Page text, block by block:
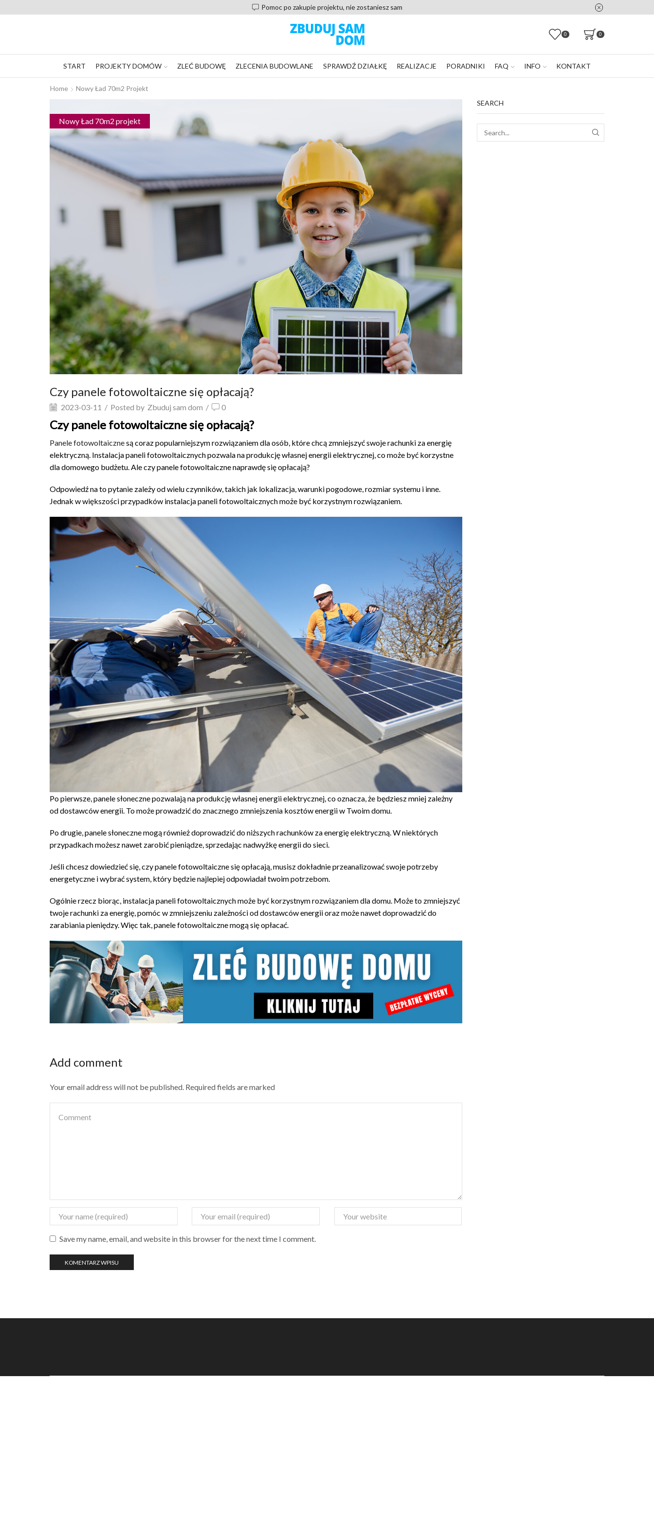
Pomoc po zakupie projektu, nie zostaniesz sam
0 0
START PROJEKTY DOMÓW ZLEĆ BUDOWĘ ZLECENIA BUDOWLANE SPRAWDŹ DZIAŁKĘ REALIZACJE PORADNIKI FAQ INFO KONTAKT
Home Nowy Ład 70m2 Projekt
Nowy Ład 70m2 projekt
Czy panele fotowoltaiczne się opłacają?
2023-03-11 / Posted by Zbuduj sam dom / 0
Czy panele fotowoltaiczne się opłacają?
Panele fotowoltaicznesą coraz popularniejszym rozwiązaniem dla osób, które chcą zmniejszyć swoje rachunki za energię
elektryczną. Instalacja paneli fotowoltaicznych pozwala na produkcję własnej energii elektrycznej, co może być korzystne
dla domowego budżetu. Ale czy panele fotowoltaiczne naprawdę się opłacają?
Odpowiedź na to pytanie zależy od wielu czynników, takich jak lokalizacja, warunki pogodowe, rozmiar systemu i inne.
Jednak w większości przypadków instalacja paneli fotowoltaicznych może być korzystnym rozwiązaniem.
Po pierwsze, panele słoneczne pozwalają na produkcję własnej energii elektrycznej, co oznacza, że ​​będziesz mniej zależny
od dostawców energii. To może prowadzić do znacznego zmniejszenia kosztów energii w Twoim domu.
Po drugie, panele słoneczne mogą również doprowadzić do niższych rachunków za energię elektryczną. W niektórych
przypadkach możesz nawet zarobić pieniądze, sprzedając nadwyżkę energii do sieci.
Jeśli chcesz dowiedzieć się, czy panele fotowoltaiczne się opłacają, musisz dokładnie przeanalizować swoje potrzeby
energetyczne i wybrać system, który będzie najlepiej odpowiadał twoim potrzebom.
Ogólnie rzecz biorąc, instalacja paneli fotowoltaicznych może być korzystnym rozwiązaniem dla domu. Może to zmniejszyć
twoje rachunki za energię, pomóc w zmniejszeniu zależności od dostawców energii oraz może nawet doprowadzić do
zarabiania pieniędzy. Więc tak, panele fotowoltaiczne mogą się opłacać.
Add comment
Your email address will not be published. Required fields are marked
Save my name, email, and website in this browser for the next time I comment.
SEARCH
SEARCH